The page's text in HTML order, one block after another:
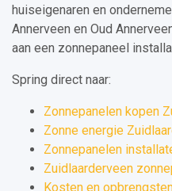
huiseigenaren en
Annerveen en Oud
aan een zonnepaneel
Spring direct naar:
Zonnepanelen kopen
Zonne energie
Zonnepanelen
Zuidlaarderveen
Kosten en